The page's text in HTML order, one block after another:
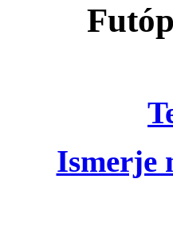
Ismerje